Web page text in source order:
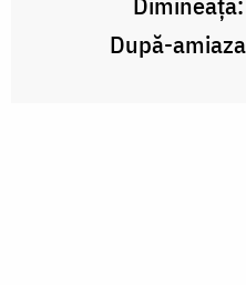
După-